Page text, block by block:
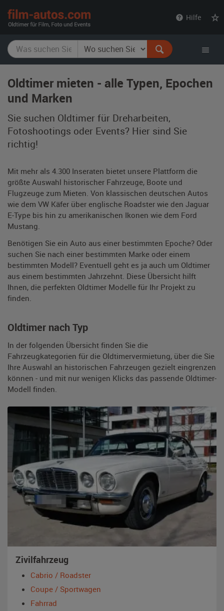
Hilfe
Oldtimer mieten - alle Typen, Epochen
und Marken
Sie suchen Oldtimer für Dreharbeiten,
Fotoshootings oder Events? Hier sind Sie
richtig!
Mit mehr als 4.300 Inseraten bietet unsere Plattform die
größte Auswahl historischer Fahrzeuge, Boote und
Flugzeuge zum Mieten. Von klassischen deutschen Autos
wie dem VW Käfer über englische Roadster wie den Jaguar
E-Type bis hin zu amerikanischen Ikonen wie dem Ford
Mustang.
Benötigen Sie ein Auto aus einer bestimmten Epoche? Oder
suchen Sie nach einer bestimmten Marke oder einem
bestimmten Modell? Eventuell geht es ja auch um Oldtimer
aus einem bestimmten Jahrzehnt. Diese Übersicht hilft
Ihnen, die perfekten Oldtimer Modelle für Ihr Projekt zu
finden.
Oldtimer nach Typ
In der folgenden Übersicht finden Sie die
Fahrzeugkategorien für die Oldtimervermietung, über die Sie
Ihre Auswahl an historischen Fahrzeugen gezielt eingrenzen
können - und mit nur wenigen Klicks das passende Oldtimer-
Modell finden.
Zivilfahrzeug
Cabrio / Roadster
Coupe / Sportwagen
Fahrrad